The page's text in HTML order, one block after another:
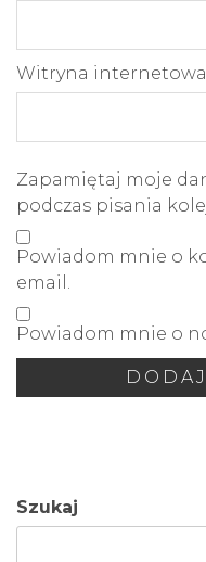
Witryna internetowa
Zapamiętaj moje
podczas pisania
Powiadom mnie o
email.
Powiadom mnie o
Szukaj